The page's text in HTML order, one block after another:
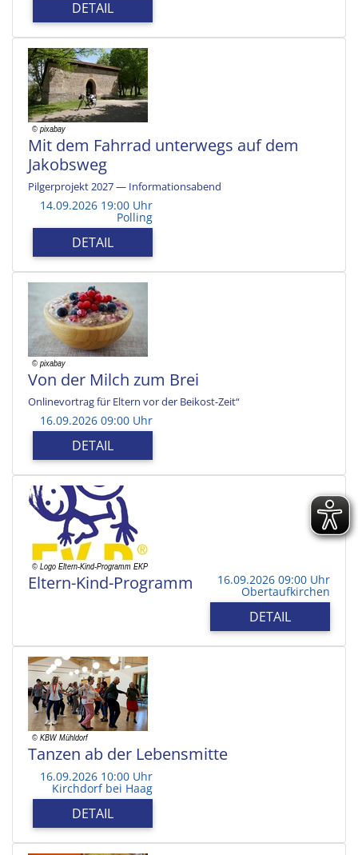
DETAIL
Mit dem Fahrrad unterwegs auf dem
Jakobsweg
Pilgerprojekt 2027 — Informationsabend
14.09.2026 19:00 Uhr
Polling
DETAIL
Von der Milch zum Brei
Onlinevortrag für Eltern vor der Beikost-Zeit“
16.09.2026 09:00 Uhr
DETAIL
Eltern-Kind-Programm 16.09.2026 09:00 Uhr
Obertaufkirchen
DETAIL
Tanzen ab der Lebensmitte
16.09.2026 10:00 Uhr
Kirchdorf bei Haag
DETAIL